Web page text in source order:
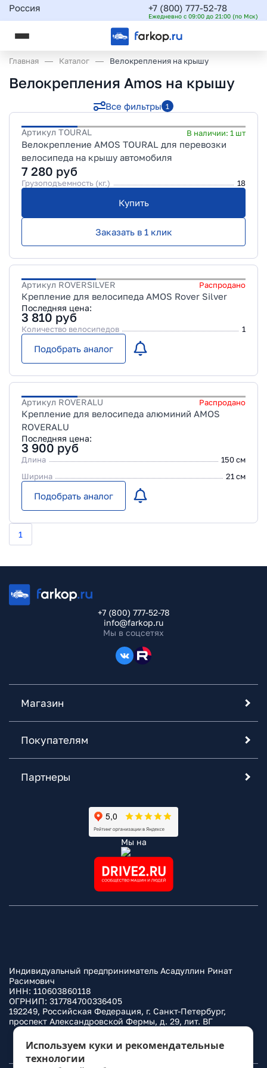
Россия +7 (800) 777-52-78
Ежедневно с 09:00 до 21:00 (по Мск)
Главная Каталог Велокрепления на крышу
Велокрепления Amos на крышу
Все фильтры 1
Артикул TOURAL В наличии: 1 шт
Велокрепление AMOS TOURAL для перевозки
велосипеда на крышу автомобиля
7 280 руб
Грузоподъемность (кг.) 18
Купить
Заказать в 1 клик
Артикул ROVERSILVER Распродано
Крепление для велосипеда AMOS Rover Silver
Последняя цена:
3 810 руб
Количество велосипедов 1
Подобрать аналог
Артикул ROVERALU Распродано
Крепление для велосипеда алюминий AMOS
ROVERALU
Последняя цена:
3 900 руб
Длина
150 см
Ширина
21 см
Подобрать аналог
1
+7 (800) 777-52-78
info@farkop.ru
Мы в соцсетях
Магазин
Покупателям
Партнеры
Мы на
Индивидуальный предприниматель Асадуллин Ринат
Расимович
ИНН: 110603860118
ОГРНИП: 317784700336405
192249, Российская Федерация, г. Санкт-Петербург,
проспект Александровской Фермы, д. 29, лит. ВГ
Политика конфиденциальности
Используем куки и рекомендательные
технологии